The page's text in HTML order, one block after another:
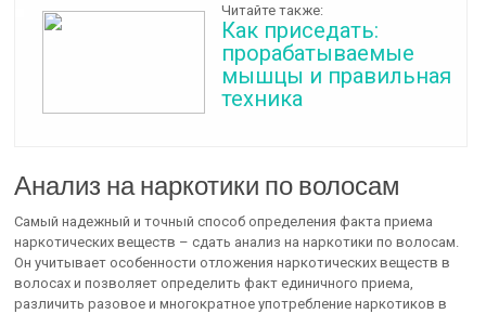
Читайте также:
Как приседать:
прорабатываемые
мышцы и правильная
техника
Анализ на наркотики по волосам
Самый надежный и точный способ определения факта приема
наркотических веществ – сдать анализ на наркотики по волосам.
Он учитывает особенности отложения наркотических веществ в
волосах и позволяет определить факт единичного приема,
различить разовое и многократное употребление наркотиков в